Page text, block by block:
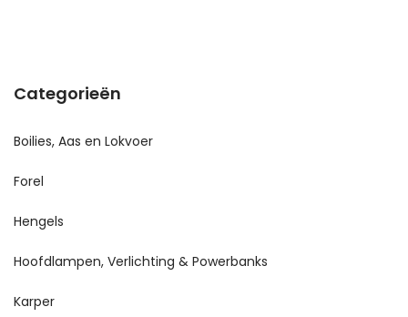
Categorieën
Boilies, Aas en Lokvoer
Forel
Hengels
Hoofdlampen, Verlichting & Powerbanks
Karper